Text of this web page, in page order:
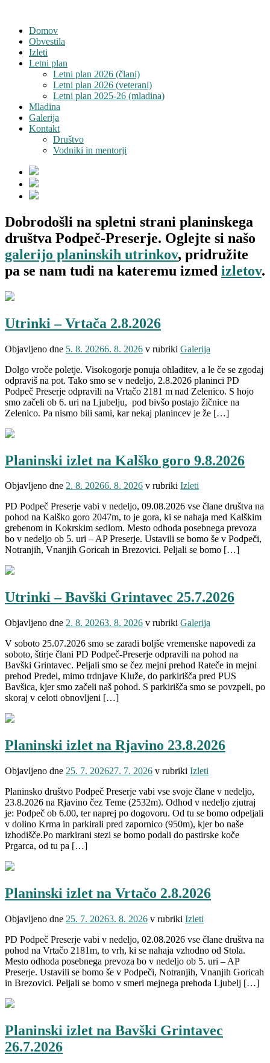
Domov
Obvestila
Izleti
Letni plan
Letni plan 2026 (člani)
Letni plan 2026 (veterani)
Letni plan 2025-26 (mladina)
Mladina
Galerija
Kontakt
Društvo
Vodniki in mentorji
Dobrodošli na spletni strani planinskega
društva Podpeč-Preserje. Oglejte si našo
galerijo planinskih utrinkov, pridružite
pa se nam tudi na kateremu izmed izletov.
Utrinki – Vrtača 2.8.2026
Objavljeno dne 5. 8. 20266. 8. 2026 v rubriki Galerija
Dolgo vroče poletje. Visokogorje ponuja ohladitev, a le če se zgodaj
odpraviš na pot. Tako smo se v nedeljo, 2.8.2026 planinci PD
Podpeč Preserje odpravili na Vrtačo 2181 m nad Zelenico. S hojo
smo začeli ob 6. uri na Ljubelju, pod bivšo postajo žičnice na
Zelenico. Pa nismo bili sami, kar nekaj planincev je že […]
Planinski izlet na Kalško goro 9.8.2026
Objavljeno dne 2. 8. 20266. 8. 2026 v rubriki Izleti
PD Podpeč Preserje vabi v nedeljo, 09.08.2026 vse člane društva na
pohod na Kalško goro 2047m, to je gora, ki se nahaja med Kalškim
grebenom in Kokrskim sedlom. Mesto odhoda posebnega prevoza
bo v nedeljo ob 5. uri – AP Preserje. Ustavili se bomo še v Podpeči,
Notranjih, Vnanjih Goricah in Brezovici. Peljali se bomo […]
Utrinki – Bavški Grintavec 25.7.2026
Objavljeno dne 2. 8. 20263. 8. 2026 v rubriki Galerija
V soboto 25.07.2026 smo se zaradi boljše vremenske napovedi za
soboto, štirje člani PD Podpeč-Preserje odpravili na pohod na
Bavški Grintavec. Peljali smo se čez mejni prehod Rateče in mejni
prehod Predel, mimo trdnjave Kluže, do parkirišča pred PUS
Bavšica, kjer smo začeli naš pohod. S parkirišča smo se povzpeli, po
skoraj v celoti obnovljeni […]
Planinski izlet na Rjavino 23.8.2026
Objavljeno dne 25. 7. 202627. 7. 2026 v rubriki Izleti
Planinsko društvo Podpeč Preserje vabi vse svoje člane v nedeljo,
23.8.2026 na Rjavino čez Teme (2532m). Odhod v nedeljo zjutraj
je: Podpeč ob 6.00, ter naprej po dogovoru. Od tu se bomo odpeljali
v dolino Krma in parkirali pred zapornico (950m), kjer bo naše
izhodišče.Po markirani stezi se bomo podali do pastirske koče
Prgarca, od tu pa […]
Planinski izlet na Vrtačo 2.8.2026
Objavljeno dne 25. 7. 20263. 8. 2026 v rubriki Izleti
PD Podpeč Preserje vabi v nedeljo, 02.08.2026 vse člane društva na
pohod na Vrtačo 2181m, to vrh, ki se nahaja vzhodno od Stola.
Mesto odhoda posebnega prevoza bo v nedeljo ob 5. uri – AP
Preserje. Ustavili se bomo še v Podpeči, Notranjih, Vnanjih Goricah
in Brezovici. Peljali se bomo v smeri mejnega prehoda Ljubelj […]
Planinski izlet na Bavški Grintavec
26.7.2026